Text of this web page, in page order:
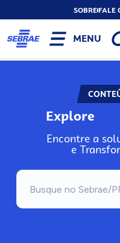
SOBREFALE
MENU
Explore
Encontre a
e